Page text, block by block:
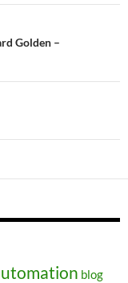
Golden –
blog